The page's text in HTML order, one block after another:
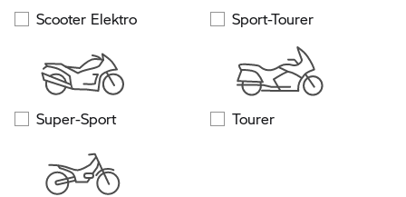
Scooter Elektro Sport-Tourer
Super-Sport Tourer